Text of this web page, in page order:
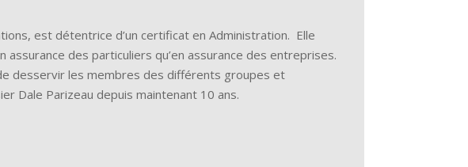
est détentrice d’un certificat en Administration. Elle
des particuliers qu’en assurance des entreprises.
desservir les membres des différents groupes et
Dale Parizeau depuis maintenant 10 ans.